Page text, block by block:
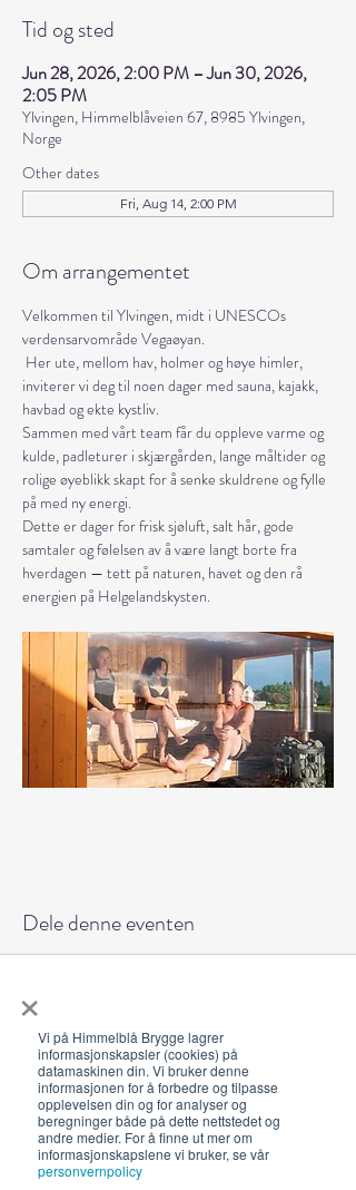
×
Vi på Himmelblå Brygge lagrer
informasjonskapsler (cookies) på
datamaskinen din. Vi bruker denne
informasjonen for å forbedre og tilpasse
opplevelsen din og for analyser og
beregninger både på dette nettstedet og
andre medier. For å finne ut mer om
informasjonskapslene vi bruker, se vår
personvernpolicy
Tid og sted
Jun 28, 2026, 2:00 PM – Jun 30, 2026,
2:05 PM
Ylvingen, Himmelblåveien 67, 8985 Ylvingen,
Norge
Other dates
Fri, Aug 14, 2:00 PM
Om arrangementet
Velkommen til Ylvingen, midt i UNESCOs
verdensarvområde Vegaøyan.
inviterer vi deg til noen dager med sauna, kajakk,
havbad og ekte kystliv.
Sammen med vårt team får du oppleve varme og
kulde, padleturer i skjærgården, lange måltider og
rolige øyeblikk skapt for å senke skuldrene og fylle
på med ny energi.
Dette er dager for frisk sjøluft, salt hår, gode
samtaler og følelsen av å være langt borte fra
hverdagen — tett på naturen, havet og den rå
energien på Helgelandskysten.
Dele denne eventen
Åpningstider 2026
19. juni - 5. august 12-23 (02)
Lunsj 12-16:30 | Middag 18:30
Fra 30.7 begrenset servering